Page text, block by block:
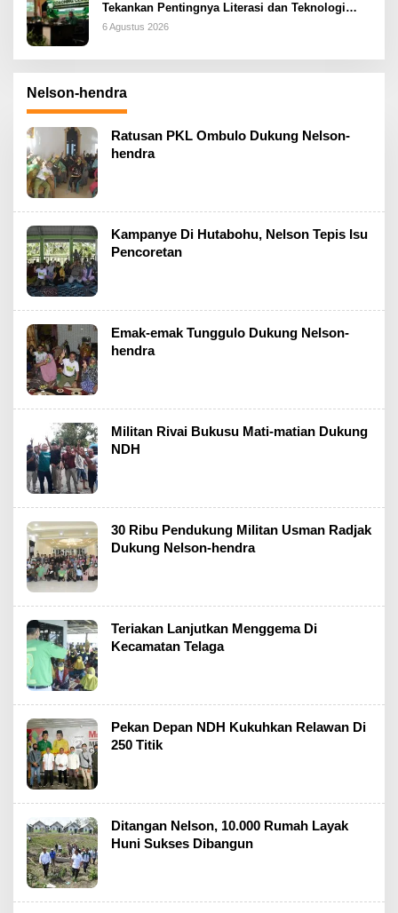
Tekankan Pentingnya Literasi dan Teknologi
sejak Dini
6 Agustus 2026
Nelson-hendra
Ratusan PKL Ombulo Dukung Nelson-
hendra
Kampanye Di Hutabohu, Nelson Tepis Isu
Pencoretan
Emak-emak Tunggulo Dukung Nelson-
hendra
Militan Rivai Bukusu Mati-matian Dukung
NDH
30 Ribu Pendukung Militan Usman Radjak
Dukung Nelson-hendra
Teriakan Lanjutkan Menggema Di
Kecamatan Telaga
Pekan Depan NDH Kukuhkan Relawan Di
250 Titik
Ditangan Nelson, 10.000 Rumah Layak
Huni Sukses Dibangun